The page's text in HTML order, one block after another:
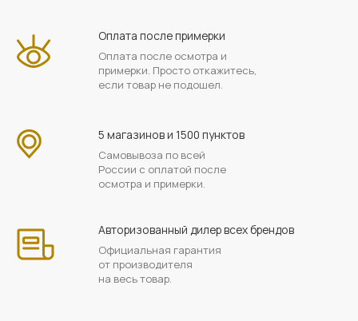
Оплата после примерки
Оплата после осмотра и
примерки. Просто откажитесь,
если товар не подошел.
5 магазинов и 1500 пунктов
Самовывоза по всей
России с оплатой после
осмотра и примерки.
Авторизованный дилер всех брендов
Официальная гарантия
от производителя
на весь товар.